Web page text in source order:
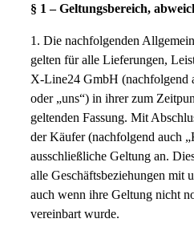
§ 1 – Geltungsbereich,
1. Die nachfolgenden
gelten für alle Lieferungen,
X-Line24 GmbH (nachfolgend
oder „uns“) in ihrer zum
geltenden Fassung. Mit
der Käufer (nachfolgend auch
ausschließliche Geltung an.
alle Geschäftsbeziehungen mit
auch wenn ihre Geltung nicht
vereinbart wurde.